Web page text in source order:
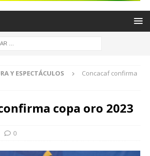
Y ESPECTÁCULOS
Concacaf confirma
copa oro 2023
0